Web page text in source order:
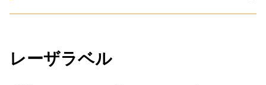
レーザラベル